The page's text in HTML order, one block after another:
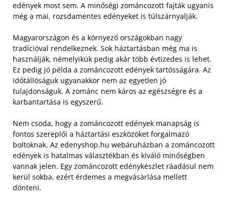
edények most sem. A minőségi zománcozott fajták ugyanis
még a mai, rozsdamentes edényeket is túlszárnyalják.
Magyarországon és a környező országokban nagy
tradícióval rendelkeznek. Sok háztartásban még ma is
használják, némelyikük pedig akár több évtizedes is lehet.
Ez pedig jó példa a zománcozott edények tartósságára. Az
időtállóságuk ugyanakkor nem az egyetlen jó
tulajdonságuk. A zománc nem káros az egészségre és a
karbantartása is egyszerű.
Nem csoda, hogy a zománcozott edények manapság is
fontos szereplői a háztartási eszközöket forgalmazó
boltoknak. Az edenyshop.hu webáruházban a zománcozott
edények is hatalmas választékban és kiváló minőségben
vannak jelen. Egy zománcozott edénykészlet ráadásul nem
kerül sokba, ezért érdemes a megvásárlása mellett
dönteni.